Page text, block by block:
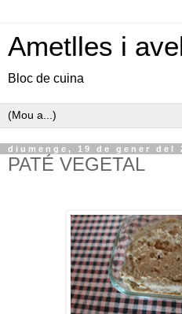
Ametlles i
Bloc de cuina
diumenge, 19 de gener del
PATÉ VEGETAL